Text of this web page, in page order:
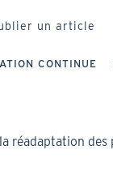
un article
CONTINUE
réadaptation